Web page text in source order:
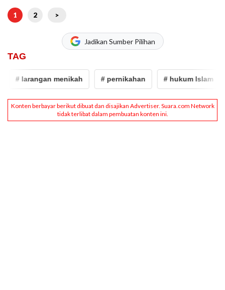
1 2 >
Jadikan Sumber Pilihan
TAG
# larangan menikah # pernikahan # hukum Islam